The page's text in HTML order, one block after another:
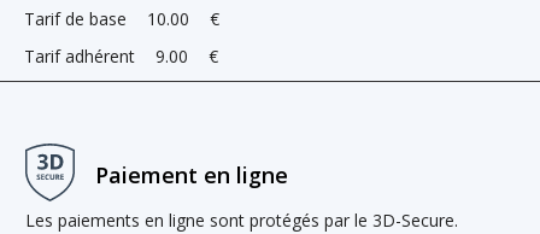
Tarif de base 10.00
€
Tarif adhérent
9.00 €
Paiement en ligne
Les paiements en ligne sont protégés par le 3D-Secure.